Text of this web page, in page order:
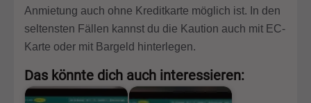
Anmietung auch ohne Kreditkarte möglich ist. In den
seltensten Fällen kannst du die Kaution auch mit EC-
Karte oder mit Bargeld hinterlegen.
Das könnte dich auch interessieren: